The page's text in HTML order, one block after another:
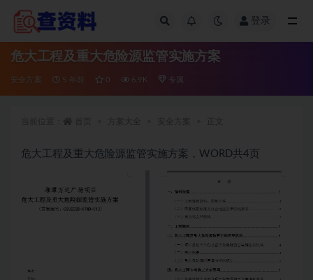
登录
危大工程及重大危险源监管实施方案
安全方案 5 年前 0 6.9K 专属
危大工程及重大危险源监管实施方案，WORD共4页